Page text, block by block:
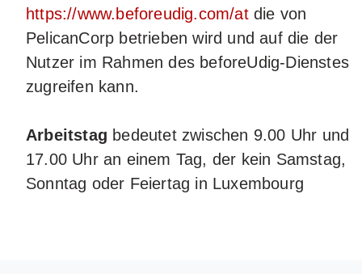
https://www.beforeudig.com/atdie von
PelicanCorp betrieben wird und auf die der
Nutzer im Rahmen des beforeUdig-Dienstes
zugreifen kann.
Arbeitstag bedeutet zwischen 9.00 Uhr und
17.00 Uhr an einem Tag, der kein Samstag,
Sonntag oder Feiertag in Luxembourg